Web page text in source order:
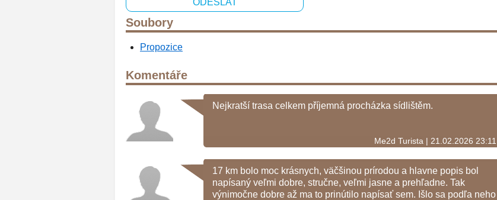
Soubory
Propozice
Komentáře
Nejkratší trasa celkem příjemná procházka sídlištěm.
Me2d Turista | 21.02.2026 23:11
17 km bolo moc krásnych, väčšinou prírodou a hlavne popis bol
napísaný veľmi dobre, stručne, veľmi jasne a prehľadne. Tak
výnimočne dobre až ma to prinútilo napísať sem. Išlo sa podľa neho